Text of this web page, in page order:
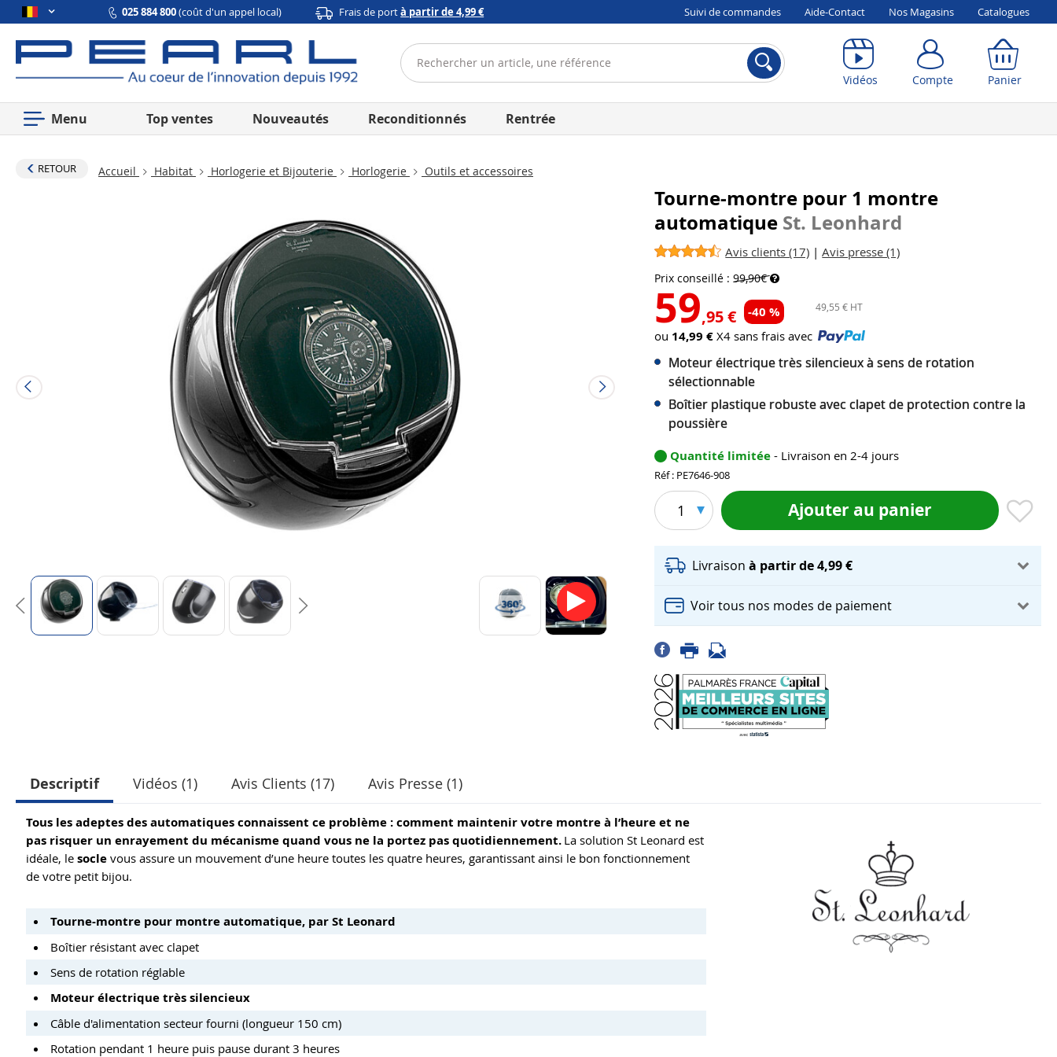
025 884 800(coût d'un appel local) Frais de portà partir de 4,99 € Suivi de commandes Aide-Contact Nos Magasins Catalogues
Vidéos Compte Panier
Menu Top ventes Nouveautés Reconditionnés Rentrée
RETOUR Accueil Habitat Horlogerie et Bijouterie Horlogerie Outils et accessoires
Tourne-montre pour 1 montre
automatique St. Leonhard
Avis clients (17) |Avis presse (1)
Prix conseillé : 99,90€
59,95 € -40 % 49,55 € HT
ou 14,99 € X4 sans frais avec
Moteur électrique très silencieux à sens de rotation
sélectionnable
Boîtier plastique robuste avec clapet de protection contre la
poussière
Quantité limitée - Livraison en 2-4 jours
Réf : PE7646-908
1 Ajouter au panier
Livraisonà partir de 4,99 €
Voir tous nos modes de paiement
Descriptif Vidéos (1) Avis Clients (17) Avis Presse (1)
Tous les adeptes des automatiques connaissent ce problème : comment maintenir votre montre à l’heure et ne
pas risquer un enrayement du mécanisme quand vous ne la portez pas quotidiennement. La solution St Leonard est
idéale, le socle vous assure un mouvement d’une heure toutes les quatre heures, garantissant ainsi le bon fonctionnement
de votre petit bijou.
Tourne-montre pour montre automatique, par St Leonard
Boîtier résistant avec clapet
Sens de rotation réglable
Moteur électrique très silencieux
Câble d'alimentation secteur fourni (longueur 150 cm)
Rotation pendant 1 heure puis pause durant 3 heures
Compte Panier